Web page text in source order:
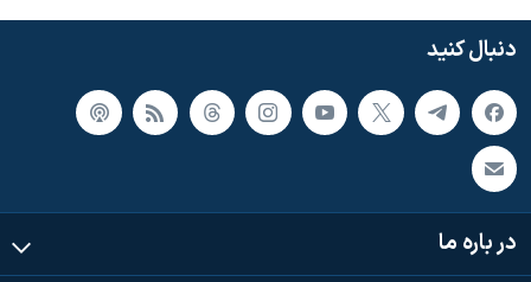
دنبال کنید
در باره ما